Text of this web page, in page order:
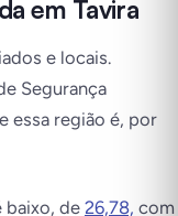
em Tavira
e locais.
Segurança
essa região é, por
baixo, de 26,78, com